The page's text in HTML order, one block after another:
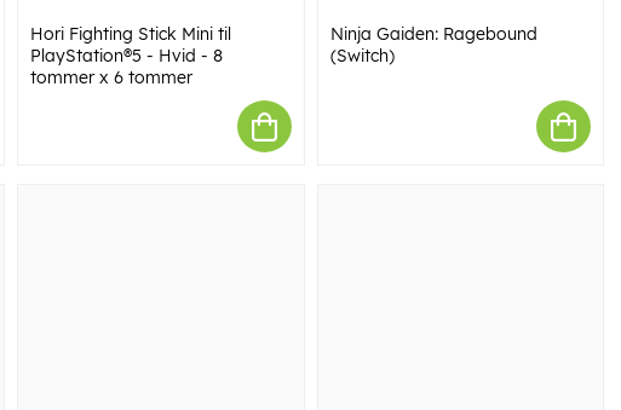
Hori Fighting Stick Mini til
PlayStation®5 - Hvid - 8
tommer x 6 tommer
Ninja Gaiden: Ragebound
(Switch)